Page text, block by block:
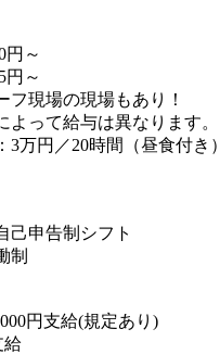
円～
円～
現場の現場もあり！
って給与は異なります。
3万円／20時間（昼食付き）
己申告制シフト
制
円支給(規定あり)
給